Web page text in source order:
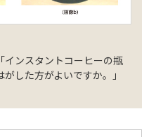
インスタントコーヒーの瓶
した方がよいですか。」